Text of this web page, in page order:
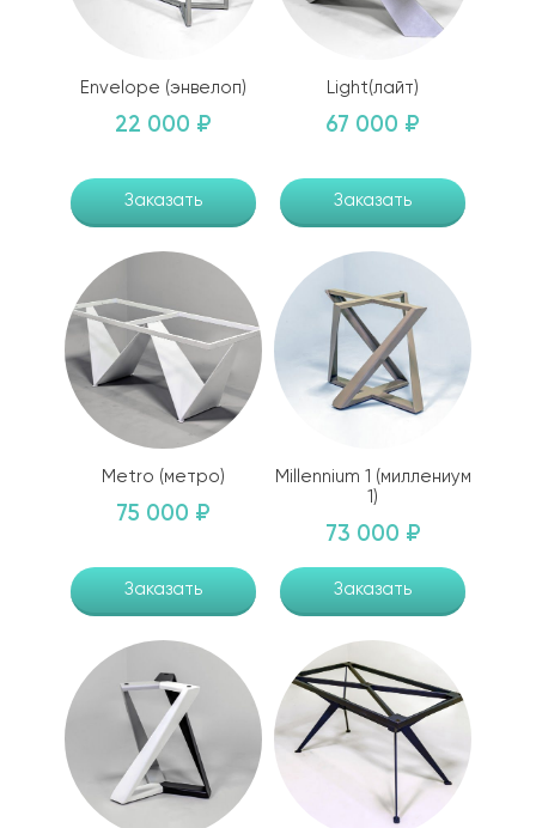
Envelope (энвелоп)
22 000 ₽
Заказать
Light(лайт)
67 000 ₽
Заказать
Metro (метро)
75 000 ₽
Заказать
Millennium 1 (миллениум
1)
73 000 ₽
Заказать